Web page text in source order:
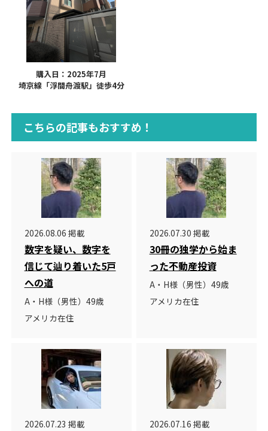
購入日：2025年7月
埼京線「浮間舟渡駅」徒歩4分
こちらの記事もおすすめ！
2026.08.06 掲載
数字を疑い、数字を
信じて辿り着いた5戸
への道
A・H様（男性）49歳
アメリカ在住
2026.07.30 掲載
30冊の独学から始ま
った不動産投資
A・H様（男性）49歳
アメリカ在住
2026.07.23 掲載 2026.07.16 掲載